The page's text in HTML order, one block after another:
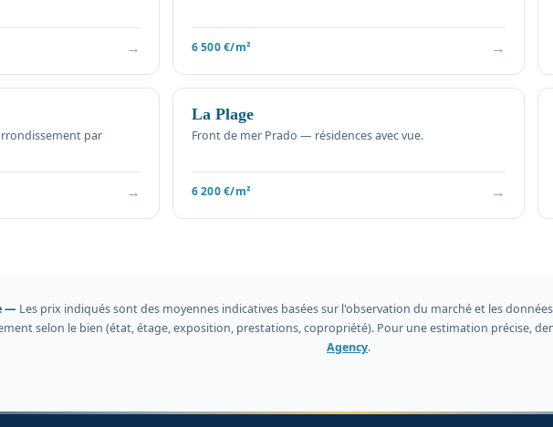
→ 6 500 €/m² →
par
→
La Plage
Front de mer Prado — résidences avec vue.
6 200 €/m² →
— Les prix indiqués sont des moyennes indicatives basées sur l'observation du marché et les
selon le bien (état, étage, exposition, prestations, copropriété). Pour une estimation précise,
Agency.